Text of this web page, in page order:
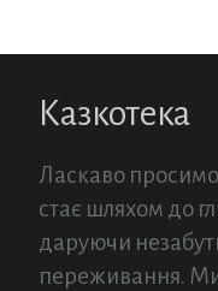
Казкотека
Ласкаво
стає шляхом до
даруючи
переживання. Ми